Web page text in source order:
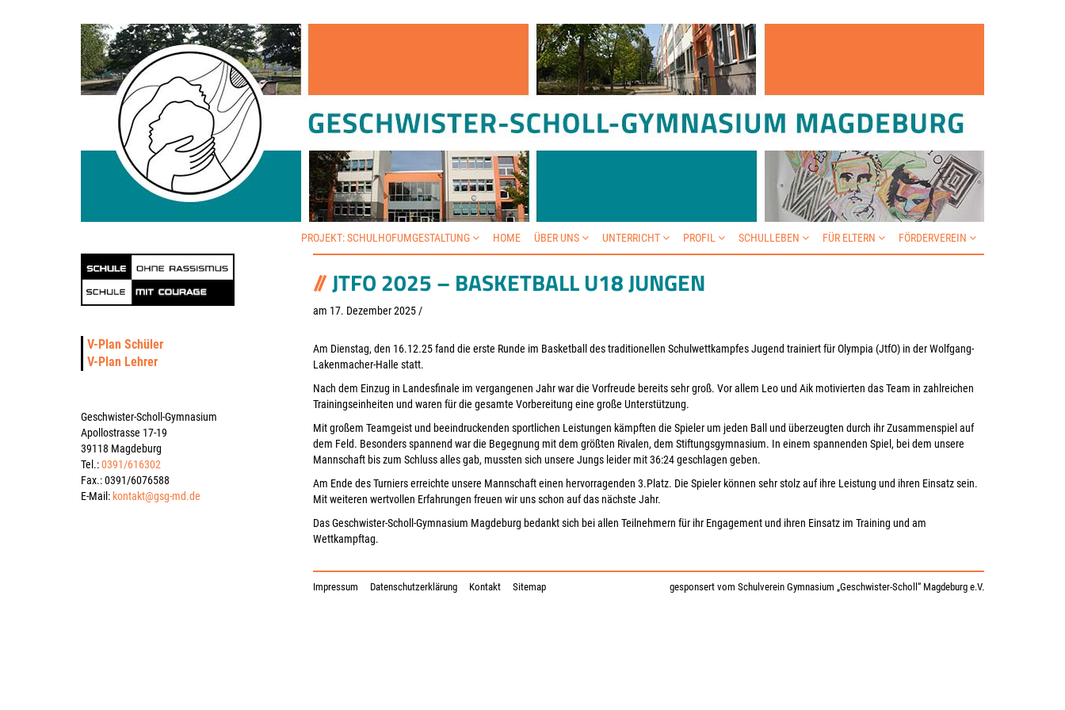
PROJEKT: SCHULHOFUMGESTALTUNG HOME ÜBER UNS UNTERRICHT PROFIL SCHULLEBEN FÜR ELTERN FÖRDERVEREIN
JTFO 2025 – BASKETBALL U18 JUNGEN
am 17. Dezember 2025/
Am Dienstag, den 16.12.25 fand die erste Runde im Basketball des traditionellen Schulwettkampfes Jugend trainiert für Olympia (JtfO) in der Wolfgang-
Lakenmacher-Halle statt.
Nach dem Einzug in Landesfinale im vergangenen Jahr war die Vorfreude bereits sehr groß. Vor allem Leo und Aik motivierten das Team in zahlreichen
Trainingseinheiten und waren für die gesamte Vorbereitung eine große Unterstützung.
Mit großem Teamgeist und beeindruckenden sportlichen Leistungen kämpften die Spieler um jeden Ball und überzeugten durch ihr Zusammenspiel auf
dem Feld. Besonders spannend war die Begegnung mit dem größten Rivalen, dem Stiftungsgymnasium. In einem spannenden Spiel, bei dem unsere
Mannschaft bis zum Schluss alles gab, mussten sich unsere Jungs leider mit 36:24 geschlagen geben.
Am Ende des Turniers erreichte unsere Mannschaft einen hervorragenden 3.Platz. Die Spieler können sehr stolz auf ihre Leistung und ihren Einsatz sein.
Mit weiteren wertvollen Erfahrungen freuen wir uns schon auf das nächste Jahr.
Das Geschwister-Scholl-Gymnasium Magdeburg bedankt sich bei allen Teilnehmern für ihr Engagement und ihren Einsatz im Training und am
Wettkampftag.
V-Plan Schüler
V-Plan Lehrer
Geschwister-Scholl-Gymnasium
Apollostrasse 17-19
39118 Magdeburg
Tel.:0391/616302
Fax.: 0391/6076588
E-Mail: kontakt@gsg-md.de
Impressum Datenschutzerklärung Kontakt Sitemap gesponsert vom Schulverein Gymnasium „Geschwister-Scholl“ Magdeburg e.V.